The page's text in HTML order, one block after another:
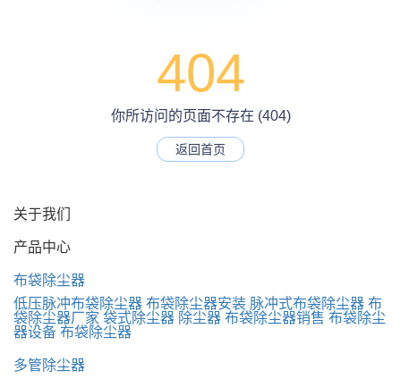
404
你所访问的页面不存在 (404)
返回首页
关于我们
产品中心
布袋除尘器
低压脉冲布袋除尘器 布袋除尘器安装 脉冲式布袋除尘器 布
袋除尘器厂家 袋式除尘器 除尘器 布袋除尘器销售 布袋除尘
器设备 布袋除尘器
多管除尘器